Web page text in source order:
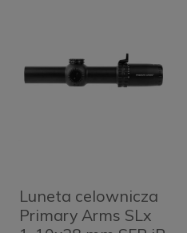
Luneta celownicza
Primary Arms SLx